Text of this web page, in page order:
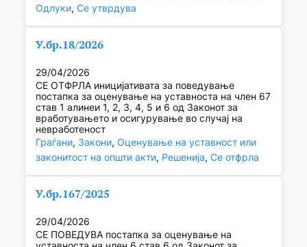
Одлуки, Се утврдува
У.бр.18/2026
29/04/2026
СЕ ОТФРЛА иницијативата за поведување
постапка за оценување на уставноста на член 67
став 1 алинеи 1, 2, 3, 4, 5 и 6 од Законот за
вработувањето и осигурување во случај на
невработеност
Граѓани, Закони, Оценување на уставност или
законитост на општи акти, Решенија, Се отфрла
У.бр.167/2025
29/04/2026
СЕ ПОВЕДУВА постапка за оценување на